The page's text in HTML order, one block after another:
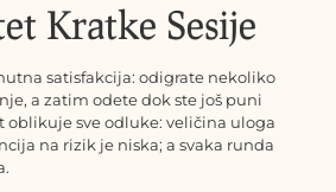
Kratke Sesije
satisfakcija: odigrate nekoliko
a zatim odete dok ste još puni
oblikuje sve odluke: veličina uloga
na rizik je niska; a svaka runda